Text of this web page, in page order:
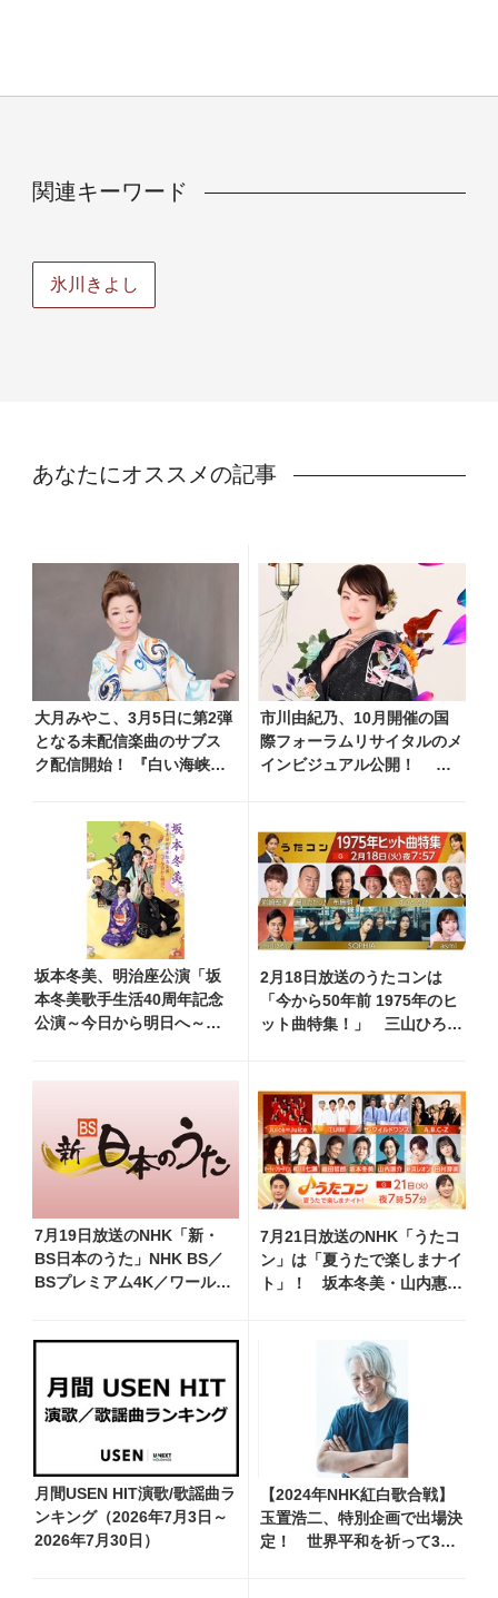
関連キーワード
氷川きよし
あなたにオススメの記事
大月みやこ、3月5日に第2弾
となる未配信楽曲のサブス
ク配信開始！ 『白い海峡』
市川由紀乃、10月開催の国
際フォーラムリサイタルのメ
インビジュアル公開！ リ
フルサイズ公開
坂本冬美、明治座公演「坂
本冬美歌手生活40周年記念
公演～今日から明日へ～」
2月18日放送のうたコンは
「今から50年前 1975年のヒ
ット曲特集！」 三山ひろし
細川たかしが1975年の紅白
初出場曲を披露へ
7月19日放送のNHK「新・
BS日本のうた」NHK BS／
BSプレミアム4K／ワール
場、曲目や見どころをお届
け
7月21日放送のNHK「うたコ
ン」は「夏うたで楽しまナイ
ト」！ 坂本冬美・山内惠
月間USEN HIT演歌/歌謡曲ラ
ンキング（2026年7月3日～
2026年7月30日）
【2024年NHK紅白歌合戦】
玉置浩二、特別企画で出場決
定！ 世界平和を祈って39